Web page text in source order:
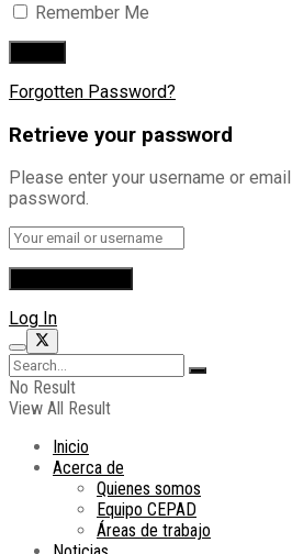
Remember Me
Forgotten Password?
Retrieve your password
Please enter your username or
password.
Log In
No Result
View All Result
Inicio
Acerca de
Quienes somos
Equipo CEPAD
Áreas de trabajo